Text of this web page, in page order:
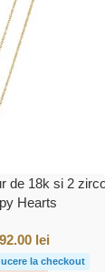
de 18k si 2
Hearts
lei
la checkout